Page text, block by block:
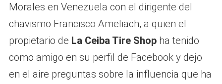
Morales en Venezuela con el dirigente del
chavismo Francisco Ameliach, a quien el
propietario de La Ceiba Tire Shopha tenido
como amigo en su perfil de Facebook y dejo
en el aire preguntas sobre la influencia que ha